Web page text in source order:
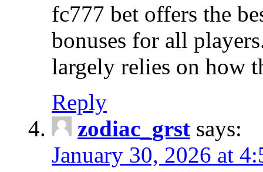
fc777 bet offers the
bonuses for all
largely relies on how
Reply
zodiac_grst says:
January 30, 2026 at